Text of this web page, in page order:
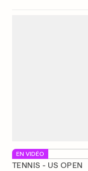
EN VIDÉO
TENNIS - US OPEN